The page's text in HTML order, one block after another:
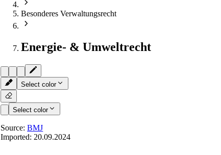
Besonderes Verwaltungsrecht
Energie- & Umweltrecht
Select color
Select color
Source:BMJ
Imported: 20.09.2024